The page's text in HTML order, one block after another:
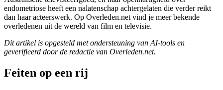
endometriose heeft een nalatenschap achtergelaten die verder reikt
dan haar acteerswerk. Op Overleden.net vind je meer bekende
overledenen uit de wereld van film en televisie.
Dit artikel is opgesteld met ondersteuning van AI-tools en
geverifieerd door de redactie van Overleden.net.
Feiten op een rij